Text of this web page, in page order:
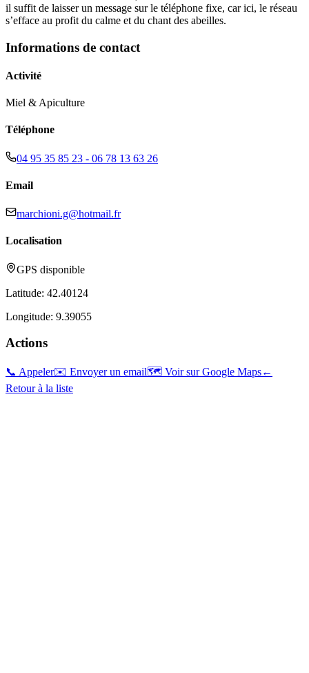
il suffit de laisser un message sur le téléphone fixe, car ici, le réseau
s’efface au profit du calme et du chant des abeilles.
Informations de contact
Activité
Miel & Apiculture
Téléphone
04 95 35 85 23 - 06 78 13 63 26
Email
marchioni.g@hotmail.fr
Localisation
GPS disponible
Latitude: 42.40124
Longitude: 9.39055
Actions
📞 Appeler✉️ Envoyer un email🗺️ Voir sur Google Maps←
Retour à la liste